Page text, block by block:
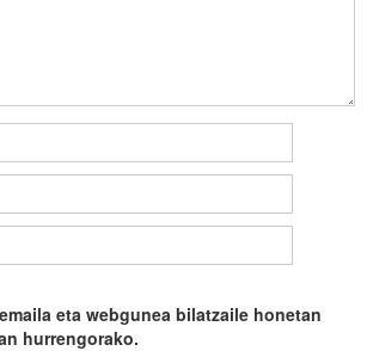
eta webgunea bilatzaile honetan
hurrengorako.